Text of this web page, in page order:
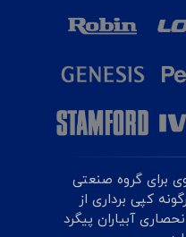
برای گروه صنعتی
کپی برداری از
آبیاران پیگرد